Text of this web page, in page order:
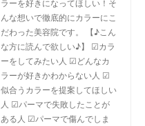
ラーを好きになってほしい！そ
んな想いで徹底的にカラーにこ
だわった美容院です。 【♪こん
な方に読んで欲しい♪】 ☑カラ
ーをしてみたい人 ☑どんなカ
ラーが好きかわからない人 ☑
似合うカラーを提案してほしい
人 ☑パーマで失敗したことが
ある人 ☑パーマで傷んでしま